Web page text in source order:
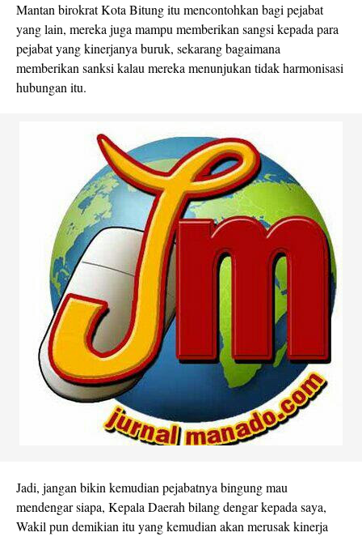
Mantan birokrat Kota Bitung itu mencontohkan bagi pejabat
yang lain, mereka juga mampu memberikan sangsi kepada para
pejabat yang kinerjanya buruk, sekarang bagaimana
memberikan sanksi kalau mereka menunjukan tidak harmonisasi
hubungan itu.
Jadi, jangan bikin kemudian pejabatnya bingung mau
mendengar siapa, Kepala Daerah bilang dengar kepada saya,
Wakil pun demikian itu yang kemudian akan merusak kinerja